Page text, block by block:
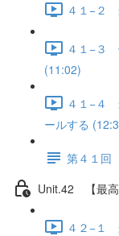
４１−２
４１−３
(11:02)
４１−４
ールする
第４１回
Unit.42 【最高
４２−１